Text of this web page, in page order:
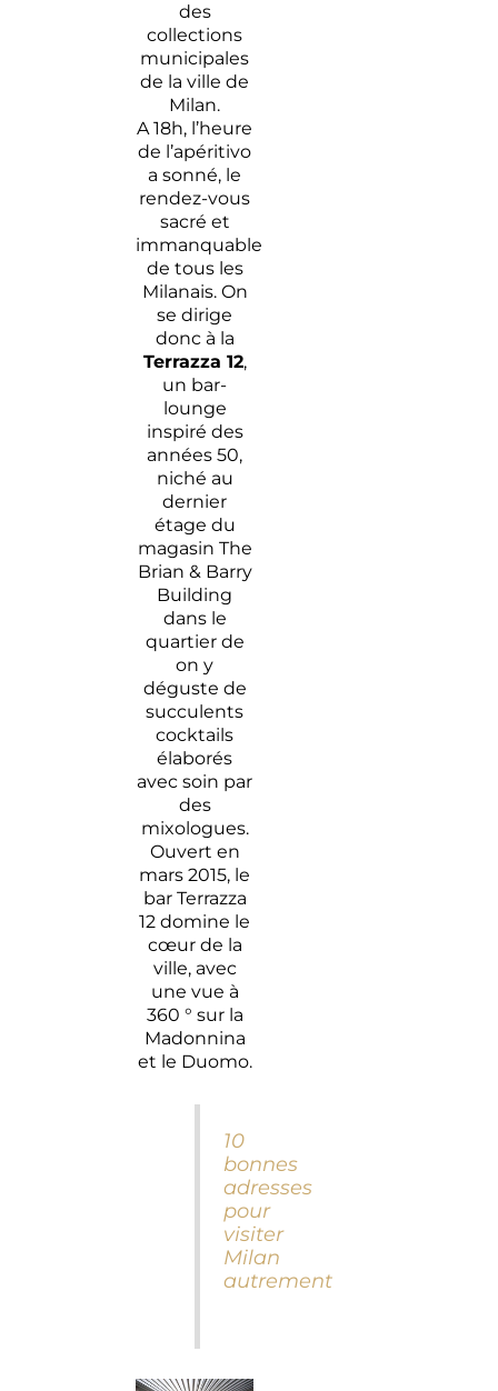
des
collections
municipales
de la ville de
Milan.
A 18h, l’heure
de l’apéritivo
a sonné, le
rendez-vous
sacré et
immanquable
de tous les
Milanais. On
se dirige
donc à la
Terrazza 12,
un bar-
lounge
inspiré des
années 50,
niché au
dernier
étage du
magasin The
Brian & Barry
Building
dans le
quartier de
on y
déguste de
succulents
cocktails
élaborés
avec soin par
des
mixologues.
Ouvert en
mars 2015, le
bar Terrazza
12 domine le
cœur de la
ville, avec
une vue à
360 ° sur la
Madonnina
et le Duomo.
10
bonnes
adresses
pour
visiter
Milan
autrement